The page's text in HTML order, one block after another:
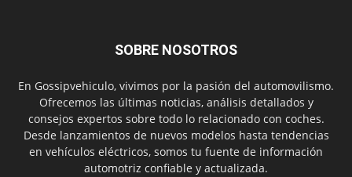
SOBRE NOSOTROS
En Gossipvehiculo, vivimos por la pasión del automovilismo.
Ofrecemos las últimas noticias, análisis detallados y
consejos expertos sobre todo lo relacionado con coches.
Desde lanzamientos de nuevos modelos hasta tendencias
en vehículos eléctricos, somos tu fuente de información
automotriz confiable y actualizada.